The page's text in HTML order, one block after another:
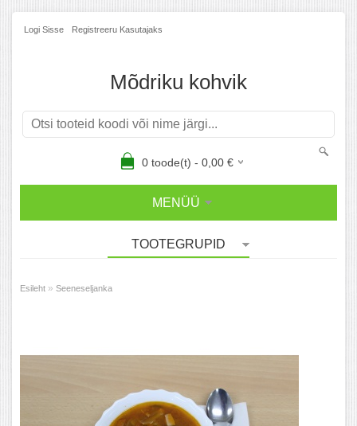
Logi Sisse Registreeru Kasutajaks
Mõdriku kohvik
0toode(t) - 0,00€
MENÜÜ
TOOTEGRUPID
Esileht » Seeneseljanka